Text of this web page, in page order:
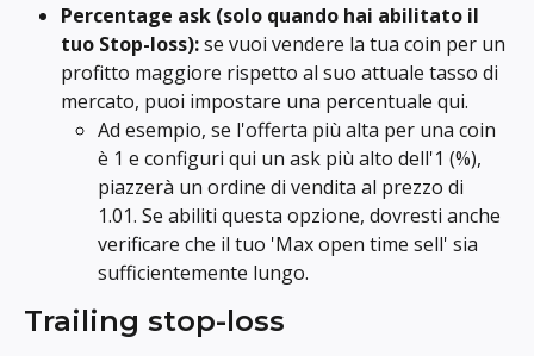
Percentage ask (solo quando hai abilitato il
tuo Stop-loss): se vuoi vendere la tua coin per un
profitto maggiore rispetto al suo attuale tasso di
mercato, puoi impostare una percentuale qui.
Ad esempio, se l'offerta più alta per una coin
è 1 e configuri qui un ask più alto dell'1 (%),
piazzerà un ordine di vendita al prezzo di
1.01. Se abiliti questa opzione, dovresti anche
verificare che il tuo 'Max open time sell' sia
sufficientemente lungo.
Trailing stop-loss